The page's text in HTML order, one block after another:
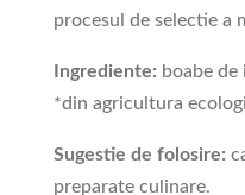
procesul de selectie a
Ingrediente: boabe de
*din agricultura
Sugestie de folosire:
preparate culinare.